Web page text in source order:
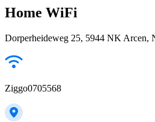
Home WiFi
Dorperheideweg 25, 5944 NK Arcen,
Ziggo0705568